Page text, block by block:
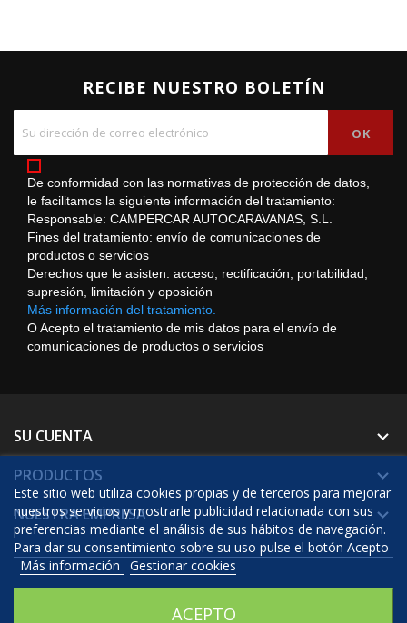
RECIBE NUESTRO BOLETÍN
De conformidad con las normativas de protección de datos,
le facilitamos la siguiente información del tratamiento:
Responsable: CAMPERCAR AUTOCARAVANAS, S.L.
Fines del tratamiento: envío de comunicaciones de
productos o servicios
Derechos que le asisten: acceso, rectificación, portabilidad,
supresión, limitación y oposición
Más información del tratamiento.
O Acepto el tratamiento de mis datos para el envío de
comunicaciones de productos o servicios
SU CUENTA 
PRODUCTOS 
NUESTRA EMPRESA 
Este sitio web utiliza cookies propias y de terceros para mejorar
nuestros servicios y mostrarle publicidad relacionada con sus
preferencias mediante el análisis de sus hábitos de navegación.
Para dar su consentimiento sobre su uso pulse el botón Acepto
Más información
Gestionar cookies
ACEPTO
© 2026 - Software Ecommerce desarrollado por Prestashop™